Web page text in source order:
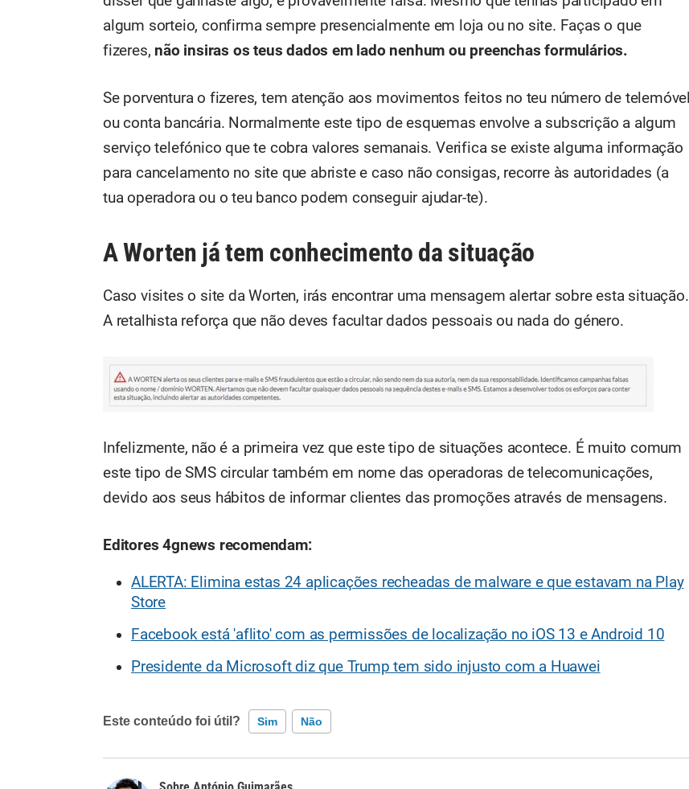
algum sorteio, confirma sempre presencialmente em loja ou no site. Faças o que
fizeres, não insiras os teus dados em lado nenhum ou preenchas formulários.
Se porventura o fizeres, tem atenção aos movimentos feitos no teu número de telemóvel
ou conta bancária. Normalmente este tipo de esquemas envolve a subscrição a algum
serviço telefónico que te cobra valores semanais. Verifica se existe alguma informação
para cancelamento no site que abriste e caso não consigas, recorre às autoridades (a
tua operadora ou o teu banco podem conseguir ajudar-te).
A Worten já tem conhecimento da situação
Caso visites o site da Worten, irás encontrar uma mensagem alertar sobre esta situação.
A retalhista reforça que não deves facultar dados pessoais ou nada do género.
Infelizmente, não é a primeira vez que este tipo de situações acontece. É muito comum
este tipo de SMS circular também em nome das operadoras de telecomunicações,
devido aos seus hábitos de informar clientes das promoções através de mensagens.
Editores 4gnews recomendam:
ALERTA: Elimina estas 24 aplicações recheadas de malware e que estavam na Play
Store
Facebook está 'aflito' com as permissões de localização no iOS 13 e Android 10
Presidente da Microsoft diz que Trump tem sido injusto com a Huawei
Este conteúdo foi útil? Sim Não